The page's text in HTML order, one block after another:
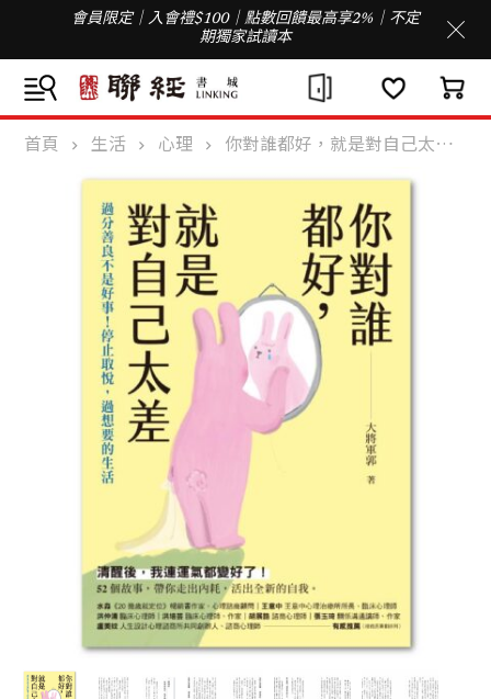
會員限定｜入會禮$100｜點數回饋最高享2%｜不定
期獨家試讀本
首頁 生活 心理 你對誰都好，就是對自己太差：過分善良不是好事！停止取悅，過想要的生活